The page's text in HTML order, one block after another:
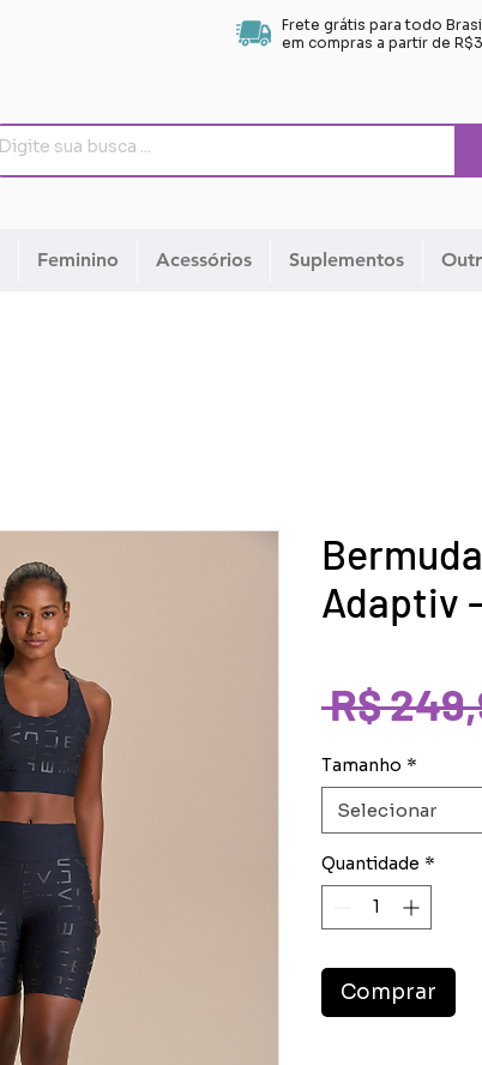
Frete grátis para todo
em compras a partir de
Feminino Acessórios Suplementos
Adaptiv
R$
Tamanho *
Selecionar
Quantidade *
Comprar